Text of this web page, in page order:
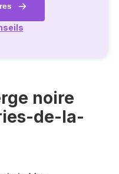
noire
de-la-